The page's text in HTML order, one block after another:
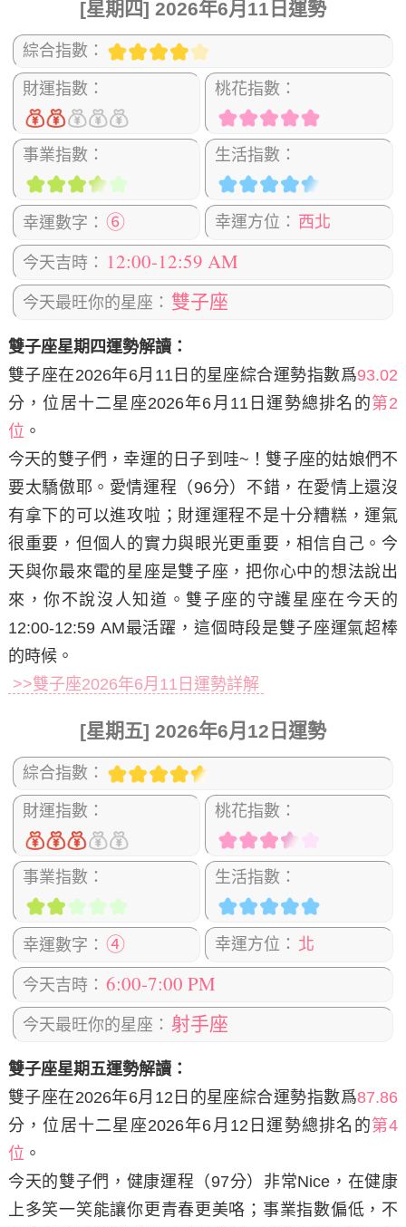
[星期四] 2026年6月11日運勢
綜合指數：
財運指數： 桃花指數：
事業指數： 生活指數：
幸運數字： ⑥ 幸運方位： 西北
今天吉時： 12:00-12:59 AM
今天最旺你的星座： 雙子座
雙子座星期四運勢解讀：
雙子座在2026年6月11日 的星座綜合運勢指數爲93.02
分，位居十二星座2026年6月11日運勢總排名的第2
位 。
今天的雙子們，幸運的日子到哇~！雙子座的姑娘們不
要太驕傲耶。愛情運程（96分）不錯，在愛情上還沒
有拿下的可以進攻啦；財運運程不是十分糟糕，運氣
很重要，但個人的實力與眼光更重要，相信自己。今
天與你最來電的星座是雙子座，把你心中的想法說出
來，你不說沒人知道。雙子座的守護星座在今天的
12:00-12:59 AM最活躍，這個時段是雙子座運氣超棒
的時候。
>>雙子座2026年6月11日運勢詳解
[星期五] 2026年6月12日運勢
綜合指數：
財運指數： 桃花指數：
事業指數： 生活指數：
幸運數字： ④ 幸運方位： 北
今天吉時： 6:00-7:00 PM
今天最旺你的星座： 射手座
雙子座星期五運勢解讀：
雙子座在2026年6月12日 的星座綜合運勢指數爲87.86
分，位居十二星座2026年6月12日運勢總排名的第4
位 。
今天的雙子們，健康運程（97分）非常Nice，在健康
上多笑一笑能讓你更青春更美咯；事業指數偏低，不